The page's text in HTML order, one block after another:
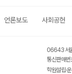
언론보도 사회공헌
06643 서
통신판매
학원설립·